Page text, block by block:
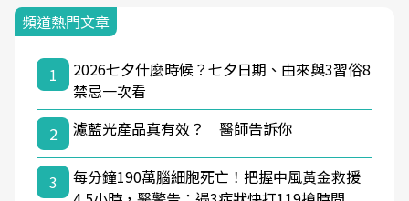
頻道熱門文章
1
2026七夕什麼時候？七夕日期、由來與3習俗8
禁忌一次看
2
濾藍光產品真有效？ 醫師告訴你
3
每分鐘190萬腦細胞死亡！把握中風黃金救援